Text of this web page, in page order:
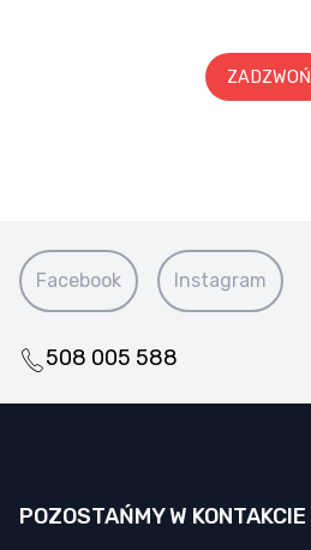
ZADZWOŃ
Facebook Instagram
508 005 588
POZOSTAŃMY W KONTAKCIE